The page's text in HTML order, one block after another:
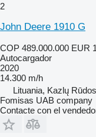
2
John Deere 1910 G
COP 489.000.000 EUR
Autocargador
2020
14.300 m/h
Lituania, Kazlų Rūdos
Fomisas UAB company
Contacte con el